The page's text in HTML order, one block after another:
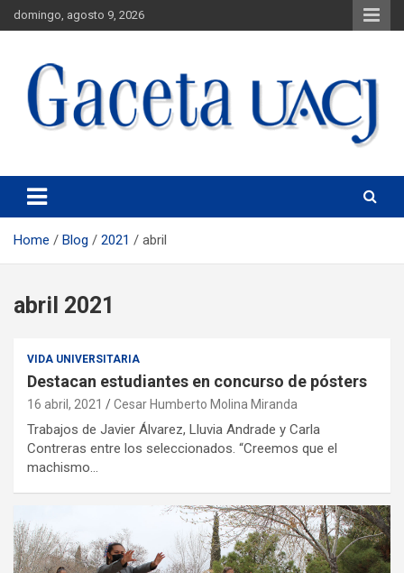
domingo, agosto 9, 2026
Gaceta UACJ
Home Blog 2021 abril
abril 2021
VIDA UNIVERSITARIA
Destacan estudiantes en concurso de pósters
16 abril, 2021 Cesar Humberto Molina Miranda
Trabajos de Javier Álvarez, Lluvia Andrade y Carla
Contreras entre los seleccionados. “Creemos que el
machismo…